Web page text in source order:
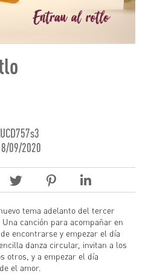
09/2020
tema adelanto del tercer
Una canción para acompañar en
encontrarse y empezar el día
danza circular, invitan a los
otros, y a empezar el día
el amor.